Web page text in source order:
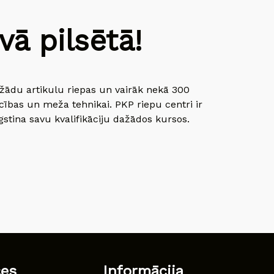
pilsētā!
artikulu riepas un vairāk nekā 300
un meža tehnikai. PKP riepu centri ir
savu kvalifikāciju dažādos kursos.